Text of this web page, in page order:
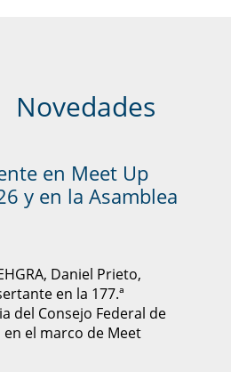
Novedades
en Meet Up
y en la Asamblea
Daniel Prieto,
en la 177.ª
del Consejo Federal de
el marco de Meet